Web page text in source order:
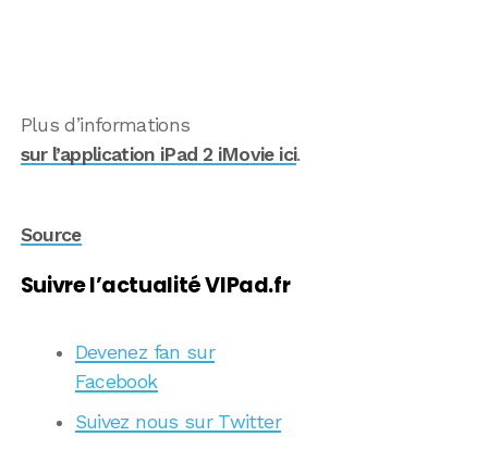
Plus d’informations
sur l’application iPad 2 iMovie ici.
Source
Suivre l’actualité VIPad.fr
Devenez fan sur
Facebook
Suivez nous sur Twitter